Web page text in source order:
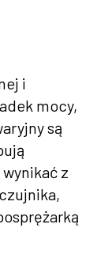
i
mocy,
są
z